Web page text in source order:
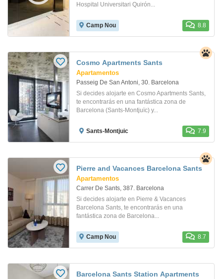
Hospital Universitari Quirón...
Camp Nou 8.8
Cosmo Apartments Sants
Apartamentos
Passeig De San Antoni, 30. Barcelona
Si decides alojarte en Cosmo Apartments Sants,
te encontrarás en una fantástica zona de
Barcelona (Sants-Montjuïc) y...
Sants-Montjuic 7.9
Pierre and Vacances Barcelona Sants
Apartamentos
Carrer De Sants, 387. Barcelona
Si decides alojarte en Pierre & Vacances
Barcelona Sants, te encontrarás en una
fantástica zona de Barcelona...
Camp Nou 8.7
Barcelona Sants Station Apartments